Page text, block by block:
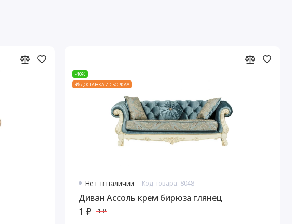
-40%
🎁 ДОСТАВКА И СБОРКА*
Нет в наличии Код товара: 8048
Диван Ассоль крем бирюза глянец
1 ₽ 1 ₽